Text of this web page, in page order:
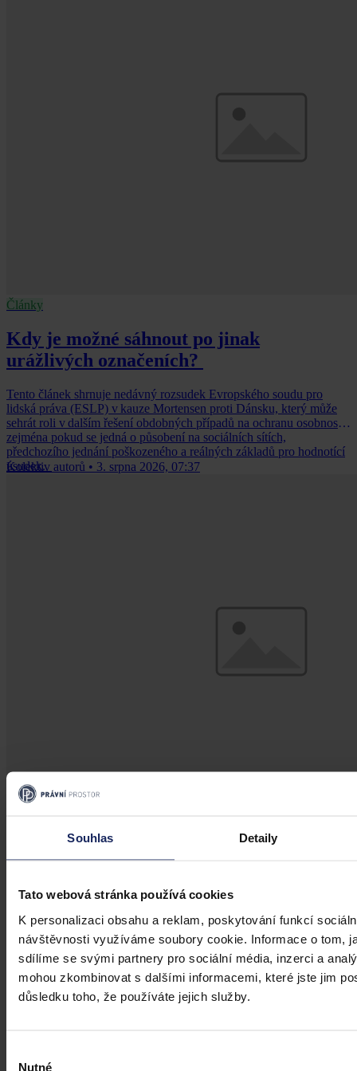
Souhlas Detaily
Tato webová stránka používá cookies
K personalizaci obsahu a reklam, poskytování funkcí
návštěvnosti využíváme soubory cookie. Informace o tom,
sdílíme se svými partnery pro sociální média, inzerci a
mohou zkombinovat s dalšími informacemi, které jste jim
důsledku toho, že používáte jejich služby.
Nutné
Články
Kdy je možné sáhnout po jinak
urážlivých označeních?
Tento článek shrnuje nedávný rozsudek Evropského soudu pro
lidská práva (ESLP) v kauze Mortensen proti Dánsku, který může
sehrát roli v dalším řešení obdobných případů na ochranu osobnosti,
zejména pokud se jedná o působení na sociálních sítích,
předchozího jednání poškozeného a reálných základů pro hodnotící
úsudek.
Kolektiv autorů • 3. srpna 2026, 07:37
digitální důkazy za věrohodné? Výzvy pro justici v době AI.
Hana Marešová • 31. července 2026, 07:36